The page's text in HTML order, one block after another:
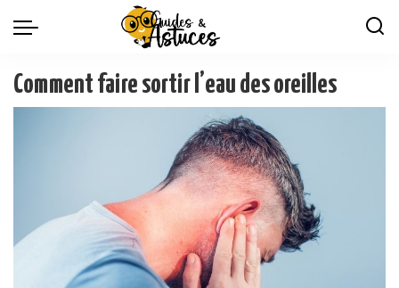
Comment faire sortir l’eau des oreilles